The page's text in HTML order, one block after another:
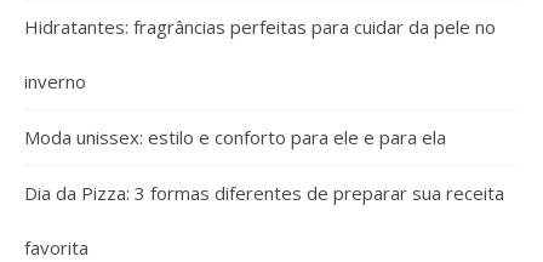
Hidratantes: fragrâncias perfeitas para cuidar da pele no
inverno
Moda unissex: estilo e conforto para ele e para ela
Dia da Pizza: 3 formas diferentes de preparar sua receita
favorita